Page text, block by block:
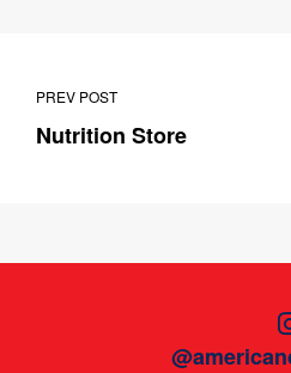
PREV POST
Nutrition Store